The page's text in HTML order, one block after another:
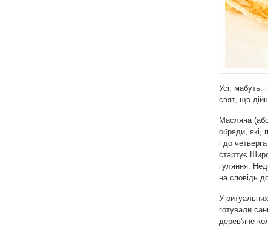
Усі, мабуть,
свят, що
Масляна
обряди, які,
і до
стартує
гуляння.
на сповідь
У
готували
дерев'яне